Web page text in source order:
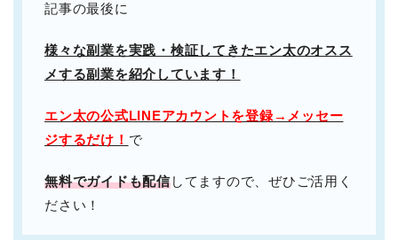
記事の最後に
様々な副業を実践・検証してきたエン太のオスス
メする副業を紹介しています！
エン太の公式LINEアカウントを登録→メッセー
ジするだけ！ で
無料でガイドも配信してますので、ぜひご活用く
ださい！